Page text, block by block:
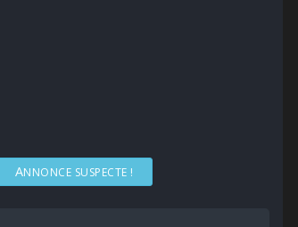
ANNONCE SUSPECTE !